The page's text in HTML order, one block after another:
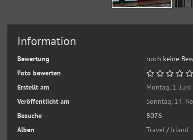
Information
Bewertung
noch keine
Foto bewerten
Erstellt am
Montag, 1.
Veröffentlicht am
Sonntag, 14.
Besuche
8076
Alben
Travel / Irland